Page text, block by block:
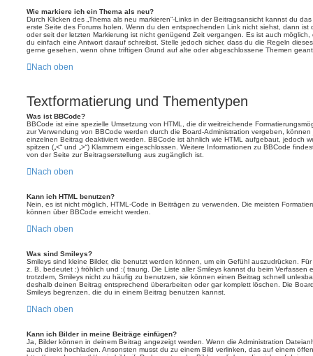
Wie markiere ich ein Thema als neu?
Durch Klicken des „Thema als neu markieren“-Links in der Beitragsansicht kannst du
erste Seite des Forums holen. Wenn du den entsprechenden Link nicht siehst, dann ist
oder seit der letzten Markierung ist nicht genügend Zeit vergangen. Es ist auch
du einfach eine Antwort darauf schreibst. Stelle jedoch sicher, dass du die Regeln
gerne gesehen, wenn ohne triftigen Grund auf alte oder abgeschlossene Themen
Nach oben
Textformatierung und Thementypen
Was ist BBCode?
BBCode ist eine spezielle Umsetzung von HTML, die dir weitreichende
zur Verwendung von BBCode werden durch die Board-Administration vergeben,
einzelnen Beitrag deaktiviert werden. BBCode ist ähnlich wie HTML aufgebaut, jedoch
spitzen („<“ und „>“) Klammern eingeschlossen. Weitere Informationen zu BBCode
von der Seite zur Beitragserstellung aus zugänglich ist.
Nach oben
Kann ich HTML benutzen?
Nein, es ist nicht möglich, HTML-Code in Beiträgen zu verwenden. Die meisten
können über BBCode erreicht werden.
Nach oben
Was sind Smileys?
Smileys sind kleine Bilder, die benutzt werden können, um ein Gefühl auszudrücken.
z. B. bedeutet :) fröhlich und :( traurig. Die Liste aller Smileys kannst du beim Verfassen
trotzdem, Smileys nicht zu häufig zu benutzen, sie können einen Beitrag schnell
deshalb deinen Beitrag entsprechend überarbeiten oder gar komplett löschen. Die
Smileys begrenzen, die du in einem Beitrag benutzen kannst.
Nach oben
Kann ich Bilder in meine Beiträge einfügen?
Ja, Bilder können in deinem Beitrag angezeigt werden. Wenn die Administration
auch direkt hochladen. Ansonsten musst du zu einem Bild verlinken, das auf einem